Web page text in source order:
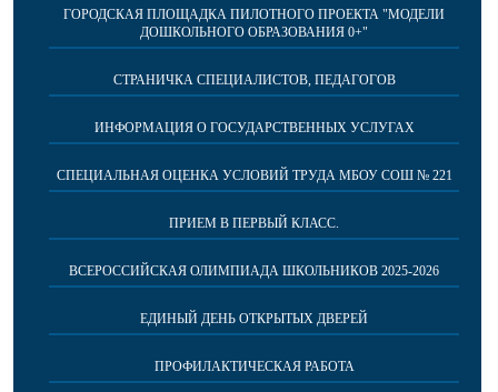
ГОРОДСКАЯ ПЛОЩАДКА ПИЛОТНОГО ПРОЕКТА "МОДЕЛИ
ДОШКОЛЬНОГО ОБРАЗОВАНИЯ 0+"
СТРАНИЧКА СПЕЦИАЛИСТОВ, ПЕДАГОГОВ
ИНФОРМАЦИЯ О ГОСУДАРСТВЕННЫХ УСЛУГАХ
СПЕЦИАЛЬНАЯ ОЦЕНКА УСЛОВИЙ ТРУДА МБОУ СОШ № 221
ПРИЕМ В ПЕРВЫЙ КЛАСС.
ВСЕРОССИЙСКАЯ ОЛИМПИАДА ШКОЛЬНИКОВ 2025-2026
ЕДИНЫЙ ДЕНЬ ОТКРЫТЫХ ДВЕРЕЙ
ПРОФИЛАКТИЧЕСКАЯ РАБОТА